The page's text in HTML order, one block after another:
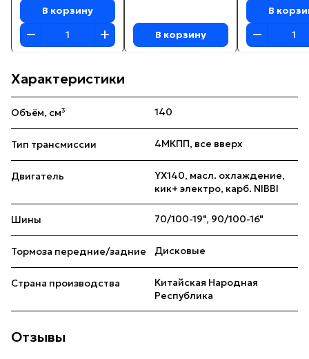
В корзину
В корзину
В
Характеристики
Объём, см³ 140
Тип трансмиссии 4МКПП, все вверх
Двигатель
YX140, масл. охлаждение,
кик+ электро, карб. NIBBI
Шины 70/100-19", 90/100-16"
Тормоза передние/задние Дисковые
Страна производства
Китайская Народная
Республика
Отзывы